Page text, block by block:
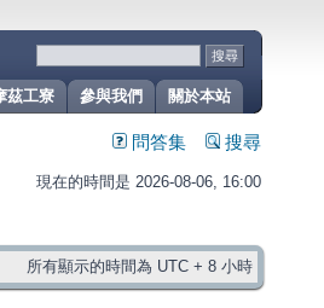
關於本站
參與我們
茲工寮
問答集 搜尋
現在的時間是 2026-08-06, 16:00
所有顯示的時間為 UTC + 8 小時